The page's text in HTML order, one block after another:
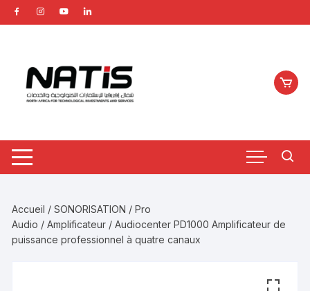
Aller
au
Accueil /SONORISATION /Pro
Audio /Amplificateur / Audiocenter PD1000 Amplificateur de
puissance professionnel à quatre canaux